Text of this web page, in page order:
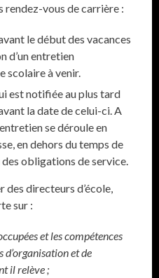
rendez-vous de carrière :
le début des vacances
d’un entretien
scolaire à venir.
est notifiée au plus tard
la date de celui-ci. A
se déroule en
en dehors du temps de
obligations de service.
directeurs d’école,
sur :
et les compétences
et de
il relève ;